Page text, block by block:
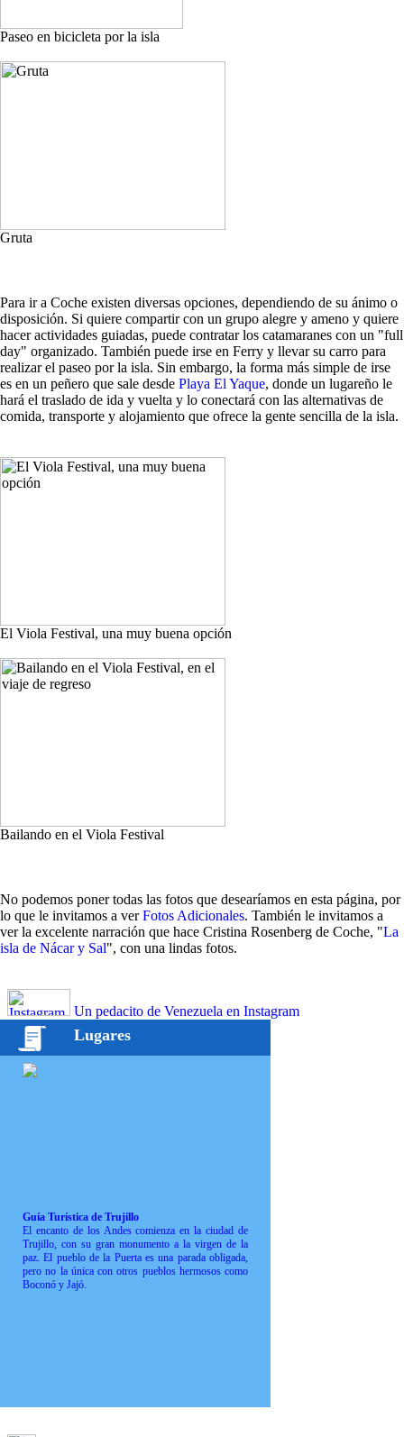
Paseo en bicicleta por la isla
Gruta
Para ir a Coche existen diversas opciones, dependiendo de su ánimo o
disposición. Si quiere compartir con un grupo alegre y ameno y quiere
hacer actividades guiadas, puede contratar los catamaranes con un "full
day" organizado. También puede irse en Ferry y llevar su carro para
realizar el paseo por la isla. Sin embargo, la forma más simple de irse
es en un peñero que sale desde Playa El Yaque, donde un lugareño le
hará el traslado de ida y vuelta y lo conectará con las alternativas de
comida, transporte y alojamiento que ofrece la gente sencilla de la isla.
El Viola Festival, una muy buena opción
Bailando en el Viola Festival
No podemos poner todas las fotos que desearíamos en esta página, por
lo que le invitamos a verFotos Adicionales. También le invitamos a
ver la excelente narración que hace Cristina Rosenberg de Coche, "La
isla de Nácar y Sal", con una lindas fotos.
Un pedacito de Venezuela en Instagram
Lugares
Guía Turística de Trujillo
El encanto de los Andes comienza en la ciudad de
Trujillo, con su gran monumento a la virgen de la
paz. El pueblo de la Puerta es una parada obligada,
pero no la única con otros pueblos hermosos como
Boconó y Jajó.